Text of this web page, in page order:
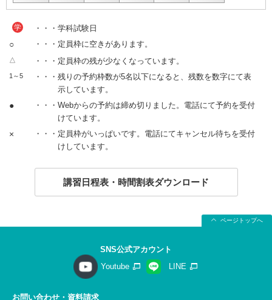
学 ・・・学科試験日
○ ・・・定員枠に空きがあります。
△ ・・・定員枠の残が少なくなっています。
1～5
・・・残りの予約枠数が5名以下になると、残数を数字にて表
示しています。
●
・・・Webからの予約は締め切りました。電話にて予約を受付
けています。
×
・・・定員枠がいっぱいです。電話にてキャンセル待ちを受付
けしています。
講習日程表・時間割表ダウンロード
ページトップへ
SNS公式アカウント
Youtube
LINE
お問い合わせ・資料請求